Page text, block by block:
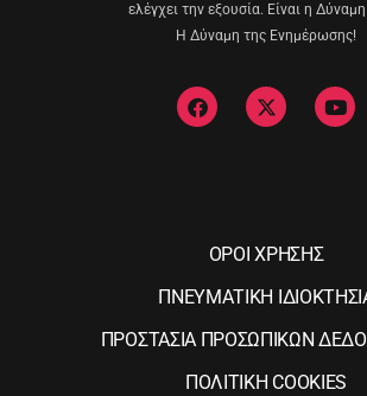
ελέγχει την εξουσία. Είναι η
Η Δύναμη της Ενημέρωσης!
ΟΡΟΙ ΧΡΗΣΗΣ
ΠΝΕΥΜΑΤΙΚΗ
ΠΡΟΣΤΑΣΙΑ ΠΡΟΣΩΠΙΚΩΝ
ΠΟΛΙΤΙΚΗ COOKIES